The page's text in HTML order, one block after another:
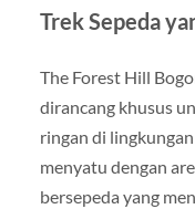
Trek Sepeda
The Forest Hill
dirancang khusus
ringan di
menyatu dengan
bersepeda yang